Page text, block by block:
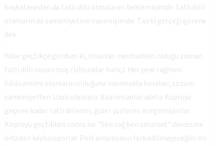
başkalarından da tatlı dilli olmalarını beklemişimdir. tatlı dilli
olanların da samimiyetine inanmışımdır. Taa ki gerçeği görene
dek.
Yıllar geçtikçe gördüm ki, insanlar menfaatleri olduğu zaman
tatlı dilli oluyormuş.(istisnalar hariç). Her şeye rağmen
hàlàsamimi olanların olduğuna inanmakla beraber, sözüm
samimiyetten Uzak olanlara. Bazı insanlar adeta Köprüyü
geçene kadar tatlı dillerini, güler yüzlerini esirgemiyorlar.
Köprüyü geçtikten sonra ise "Sen sağ ben selamet" dercesine
ortadan kayboluyorlar. Peki ama bunun fark edilmeyeceğini mi